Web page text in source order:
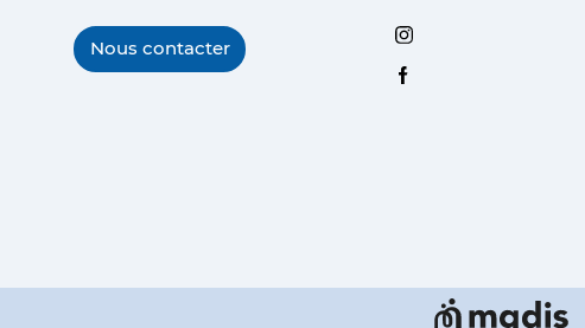
Nous contacter
Instagram
Facebook